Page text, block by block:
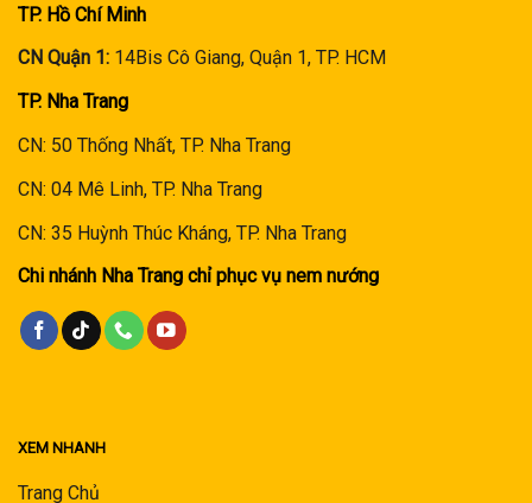
TP. Hồ Chí Minh
CN Quận 1: 14Bis Cô Giang, Quận 1, TP. HCM
TP. Nha Trang
CN: 50 Thống Nhất, TP. Nha Trang
CN: 04 Mê Linh, TP. Nha Trang
CN: 35 Huỳnh Thúc Kháng, TP. Nha Trang
Chi nhánh Nha Trang chỉ phục vụ nem nướng
XEM NHANH
Trang Chủ